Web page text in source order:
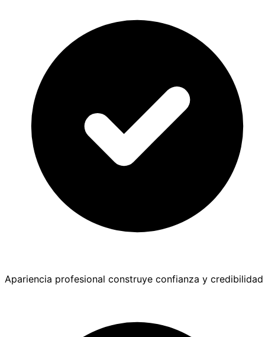
Apariencia profesional construye confianza y credibilidad